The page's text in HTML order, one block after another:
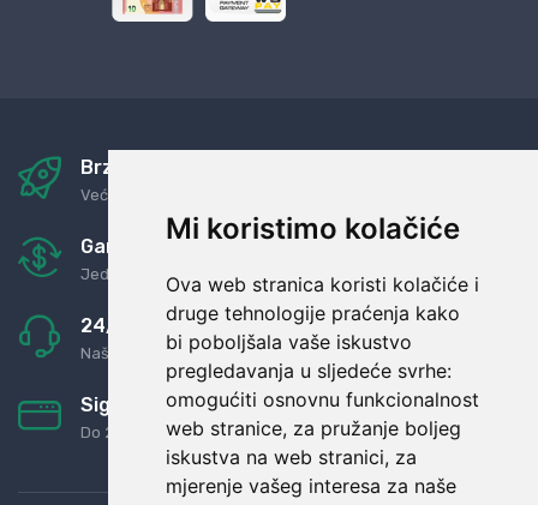
Mi koristimo kolačiće
Ova web stranica koristi kolačiće i
druge tehnologije praćenja kako
bi poboljšala vaše iskustvo
pregledavanja u sljedeće svrhe:
omogućiti osnovnu funkcionalnost
web stranice, za pružanje boljeg
iskustva na web stranici, za
mjerenje vašeg interesa za naše
Brza i sigurna dostava
Već za nekoliko dana kod vas
Garancija u povrat novaca
Jednostavno pravilo: Roba za novac
24/7 odlična podrška
Naši agenti uvijek na raspolaganju
Sigurno obročno plaćanje
Do 24 rata bez kamata